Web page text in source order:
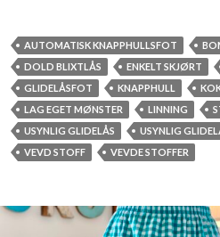
AUTOMATISK KNAPPHULLSFOT
DOLD BLIXTLÅS
ENKELT SKJØRT
GLIDELÅSFOT
KNAPPHULL
LAG EGET MØNSTER
LINNING
USYNLIG GLIDELÅS
USYNLIG
VEVD STOFF
VEVDE STOFFER